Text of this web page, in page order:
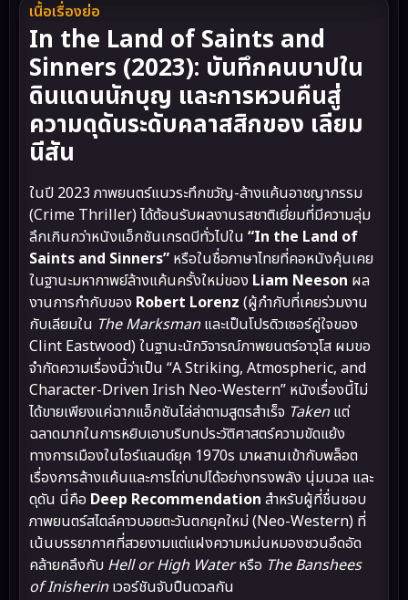
เนื้อเรื่องย่อ
In the Land of Saints and
Sinners (2023): บันทึกคนบาปใน
ดินแดนนักบุญ และการหวนคืนสู่
ความดุดันระดับคลาสสิกของ เลียม
นีสัน
ในปี 2023 ภาพยนตร์แนวระทึกขวัญ-ล้างแค้นอาชญากรรม
(Crime Thriller) ได้ต้อนรับผลงานรสชาติเยี่ยมที่มีความลุ่ม
ลึกเกินกว่าหนังแอ็กชันเกรดบีทั่วไปใน “In the Land of
Saints and Sinners” หรือในชื่อภาษาไทยที่คอหนังคุ้นเคย
ในฐานะมหากาพย์ล้างแค้นครั้งใหม่ของ Liam Neeson ผล
งานการกำกับของ Robert Lorenz (ผู้กำกับที่เคยร่วมงาน
กับเลียมใน The Marksmanและเป็นโปรดิวเซอร์คู่ใจของ
Clint Eastwood) ในฐานะนักวิจารณ์ภาพยนตร์อาวุโส ผมขอ
จำกัดความเรื่องนี้ว่าเป็น “A Striking, Atmospheric, and
Character-Driven Irish Neo-Western” หนังเรื่องนี้ไม่
ได้ขายเพียงแค่ฉากแอ็กชันไล่ล่าตามสูตรสำเร็จ Takenแต่
ฉลาดมากในการหยิบเอาบริบทประวัติศาสตร์ความขัดแย้ง
ทางการเมืองในไอร์แลนด์ยุค 1970s มาผสานเข้ากับพล็อต
เรื่องการล้างแค้นและการไถ่บาปได้อย่างทรงพลัง นุ่มนวล และ
ดุดัน นี่คือ Deep Recommendation สำหรับผู้ที่ชื่นชอบ
ภาพยนตร์สไตล์คาวบอยตะวันตกยุคใหม่ (Neo-Western) ที่
เน้นบรรยากาศที่สวยงามแต่แฝงความหม่นหมองชวนอึดอัด
คล้ายคลึงกับ Hell or High Waterหรือ The Banshees
of Inisherinเวอร์ชันจับปืนดวลกัน